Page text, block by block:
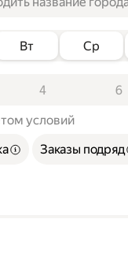
Вт Ср
4 6
условий
Заказы подряд